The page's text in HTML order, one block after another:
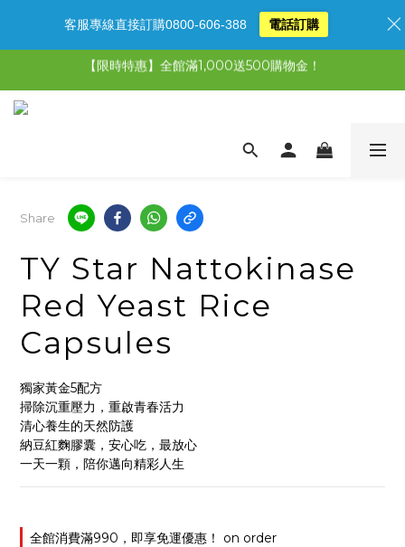
【限時特惠】全館滿1,000送500購物金！
【限時特惠】全館滿1,000送500購物金！
【限時特惠】超值5選3，最高現省1,770元
【限時特惠】全館滿1,000送500購物金！
Share
TY Star Nattokinase
Red Yeast Rice
Capsules
獨家黃金5配方
掃除沉重壓力，重啟青春活力
清心養生的天然防護
納豆紅麴膠囊，安心吃，最放心
一天一顆，陪你邁向精彩人生
全館消費滿990，即享免運優惠！ on order
客服專線直接訂購0800-606-388 電話訂購